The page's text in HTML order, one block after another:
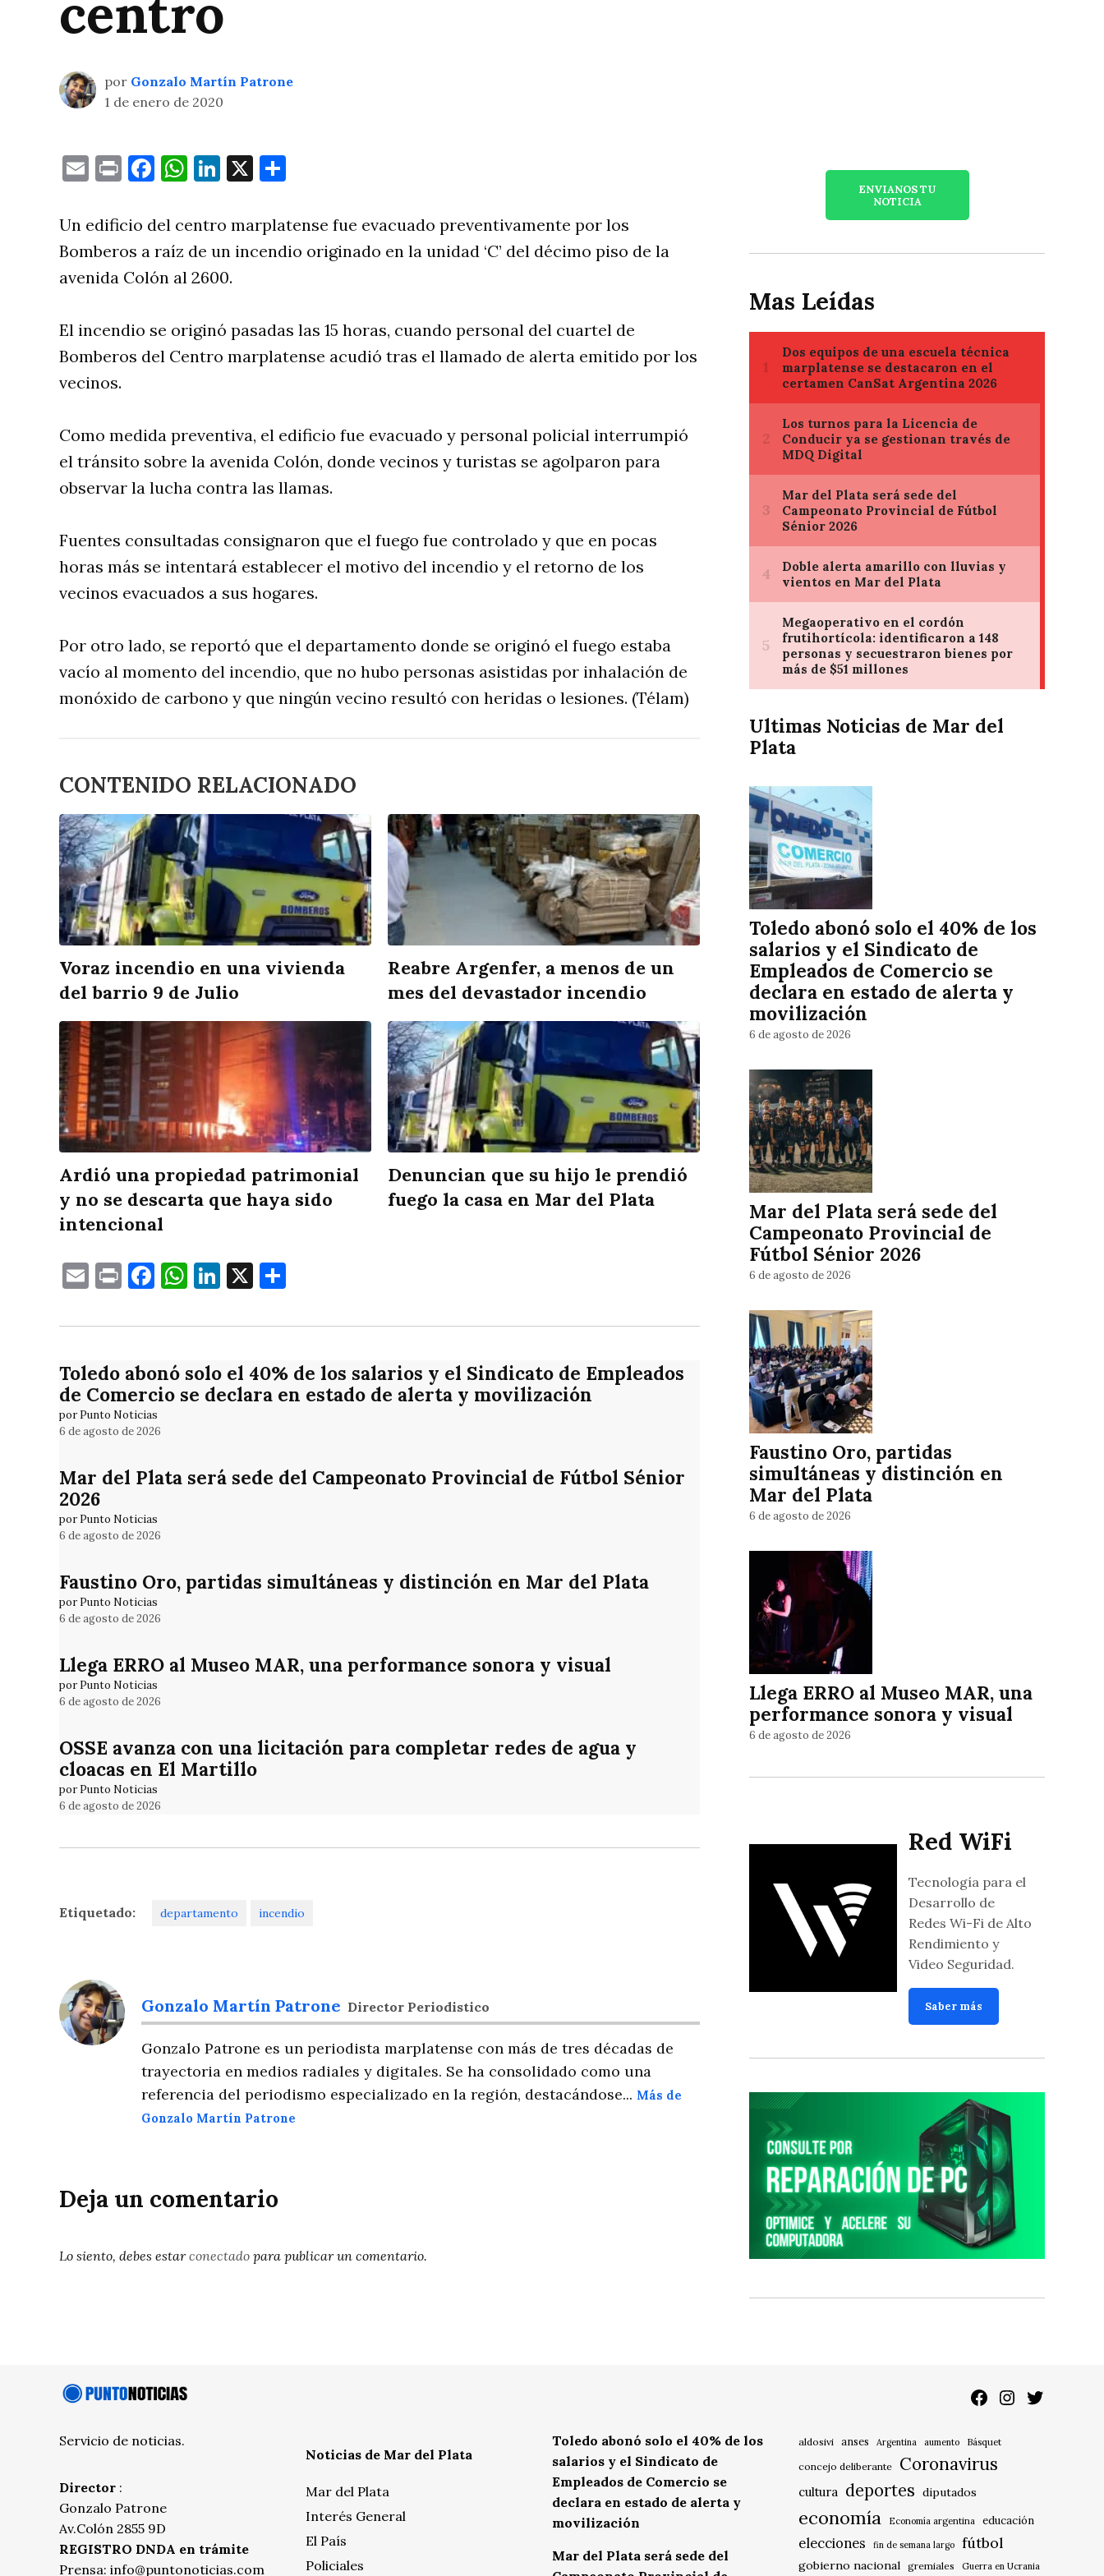
centro
por Gonzalo Martín Patrone
1 de enero de 2020
EmailPrintFacebook
WhatsApp
LinkedIn
X
Un edificio del centro marplatense fue evacuado preventivamente por los
Bomberos a raíz de un incendio originado en la unidad ‘C’ del décimo piso de la
avenida Colón al 2600.
El incendio se originó pasadas las 15 horas, cuando personal del cuartel de
Bomberos del Centro marplatense acudió tras el llamado de alerta emitido por los
vecinos.
Como medida preventiva, el edificio fue evacuado y personal policial interrumpió
el tránsito sobre la avenida Colón, donde vecinos y turistas se agolparon para
observar la lucha contra las llamas.
Fuentes consultadas consignaron que el fuego fue controlado y que en pocas
horas más se intentará establecer el motivo del incendio y el retorno de los
vecinos evacuados a sus hogares.
Por otro lado, se reportó que el departamento donde se originó el fuego estaba
vacío al momento del incendio, que no hubo personas asistidas por inhalación de
monóxido de carbono y que ningún vecino resultó con heridas o lesiones. (Télam)
CONTENIDO RELACIONADO
Voraz incendio en una vivienda
del barrio 9 de Julio
Reabre Argenfer, a menos de un
mes del devastador incendio
Ardió una propiedad patrimonial
y no se descarta que haya sido
intencional
Denuncian que su hijo le prendió
fuego la casa en Mar del Plata
EmailPrintFacebook
WhatsApp
LinkedIn
X
Toledo abonó solo el 40% de los salarios y el Sindicato de Empleados
de Comercio se declara en estado de alerta y movilización
por Punto Noticias
6 de agosto de 2026
Mar del Plata será sede del Campeonato Provincial de Fútbol Sénior
2026
por Punto Noticias
6 de agosto de 2026
Faustino Oro, partidas simultáneas y distinción en Mar del Plata
por Punto Noticias
6 de agosto de 2026
Llega ERRO al Museo MAR, una performance sonora y visual
por Punto Noticias
6 de agosto de 2026
OSSE avanza con una licitación para completar redes de agua y
cloacas en El Martillo
por Punto Noticias
6 de agosto de 2026
Etiquetado: departamento incendio
Gonzalo Martín Patrone Director Periodistico
Gonzalo Patrone es un periodista marplatense con más de tres décadas de
trayectoria en medios radiales y digitales. Se ha consolidado como una
referencia del periodismo especializado en la región, destacándose... Más de
Gonzalo Martín Patrone
Deja un comentario
Lo siento, debes estarconectado para publicar un comentario.
ENVIANOS TU
NOTICIA
Mas Leídas
Ultimas Noticias de Mar del
Plata
Toledo abonó solo el 40% de los
salarios y el Sindicato de
Empleados de Comercio se
declara en estado de alerta y
movilización
6 de agosto de 2026
Mar del Plata será sede del
Campeonato Provincial de
Fútbol Sénior 2026
6 de agosto de 2026
Faustino Oro, partidas
simultáneas y distinción en
Mar del Plata
6 de agosto de 2026
Llega ERRO al Museo MAR, una
performance sonora y visual
6 de agosto de 2026
Red WiFi
Tecnología para el
Desarrollo de
Redes Wi-Fi de Alto
Rendimiento y
Video Seguridad.
Saber más
Facebook
Instagram
Twitter
Servicio de noticias.
Director :
Gonzalo Patrone
Av.Colón 2855 9D
REGISTRO DNDA en trámite
Prensa: info@puntonoticias.com
Noticias de Mar del Plata
Mar del Plata
Interés General
El País
Policiales
Toledo abonó solo el 40% de los
salarios y el Sindicato de
Empleados de Comercio se
declara en estado de alerta y
movilización
Mar del Plata será sede del
aldosivi anses Argentina aumento
Básquet
concejo deliberante
Coronavirus
cultura deportes diputados
economía Economía argentina educación
elecciones fin de semana largo fútbol
gobierno nacional gremiales Guerra en Ucrania